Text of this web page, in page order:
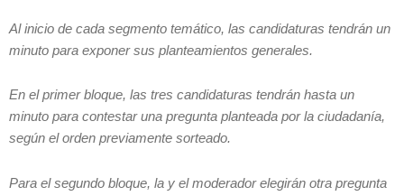
Al inicio de cada segmento temático, las candidaturas tendrán un
minuto para exponer sus planteamientos generales.
En el primer bloque, las tres candidaturas tendrán hasta un
minuto para contestar una pregunta planteada por la ciudadanía,
según el orden previamente sorteado.
Para el segundo bloque, la y el moderador elegirán otra pregunta